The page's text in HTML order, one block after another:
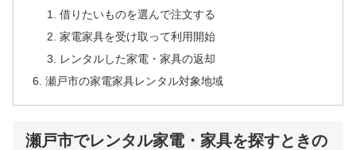
借りたいものを選んで注文する
家電家具を受け取って利用開始
レンタルした家電・家具の返却
瀬戸市の家電家具レンタル対象地域
瀬戸市でレンタル家電・家具を探すときの